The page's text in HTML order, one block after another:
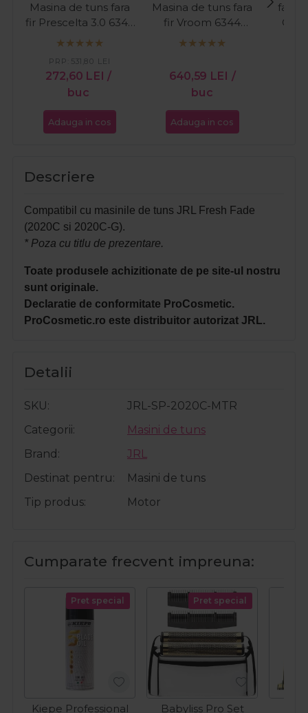
Masina de tuns fara
fir Prescelta 3.0 6346
Cordless
272,60 LEI /
buc
PRP: 531,80 LEI
Adauga in cos
Masina de tuns fara
fir Vroom 6344
11000RPM Cordless
640,59 LEI /
buc
Adauga in cos
fara
Descriere
Compatibil cu masinile de tuns JRL Fresh Fade
(2020C si 2020C-G).
* Poza cu titlu de prezentare.
Toate produsele achizitionate de pe site-ul nostru
sunt originale.
Declaratie de conformitate ProCosmetic.
ProCosmetic.ro este distribuitor autorizat JRL.
Detalii
SKU
JRL-SP-2020C-MTR
Categorii
Masini de tuns
Brand
JRL
Destinat pentru
Masini de tuns
Tip produs
Motor
Cumparate frecvent impreuna:
Pret special
Kiepe Professional
Pret special
Babyliss Pro Set